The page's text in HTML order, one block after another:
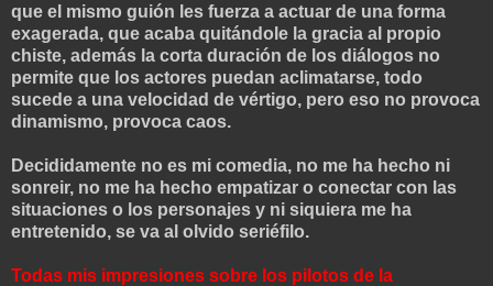
que el mismo guión les fuerza a actuar de una forma
exagerada, que acaba quitándole la gracia al propio
chiste, además la corta duración de los diálogos no
permite que los actores puedan aclimatarse, todo
sucede a una velocidad de vértigo, pero eso no provoca
dinamismo, provoca caos.
Decididamente no es mi comedia, no me ha hecho ni
sonreir, no me ha hecho empatizar o conectar con las
situaciones o los personajes y ni siquiera me ha
entretenido, se va al olvido seriéfilo.
Todas mis impresiones sobre los pilotos de la